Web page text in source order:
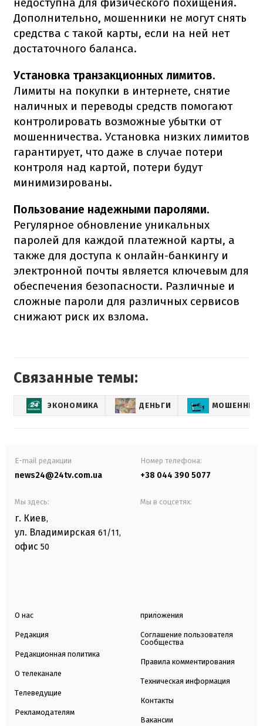
Дополнительно, мошенники не могут снять
средства с такой карты, если на ней нет
достаточного баланса.
Установка транзакционных лимитов.
Лимиты на покупки в интернете, снятие
наличных и переводы средств помогают
контролировать возможные убытки от
мошенничества. Установка низких лимитов
гарантирует, что даже в случае потери
контроля над картой, потери будут
минимизированы.
Пользование надежными паролями.
Регулярное обновление уникальных
паролей для каждой платежной карты, а
также для доступа к онлайн-банкингу и
электронной почты является ключевым для
обеспечения безопасности. Различные и
сложные пароли для различных сервисов
снижают риск их взлома.
Связанные темы:
ЭКОНОМИКА ДЕНЬГИ
E-mail редакции
news24@24tv.com.ua
Номер телефона:
+38 044 390 5077
Мы здесь:
г. Киев,
ул. Владимирская 61/11,
офис 50
Мы в соцсетях:
О нас
Редакция
Редакционная политика
О телеканале
Телеведущие
Рекламодателям
приложения
Соглашение пользователя
Сообщества
Правила комментирования
Техническая информация
Контакты
Вакансии